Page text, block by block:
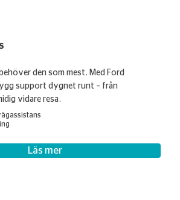
den som mest. Med Ford
support dygnet runt – från
vidare resa.
Läs mer